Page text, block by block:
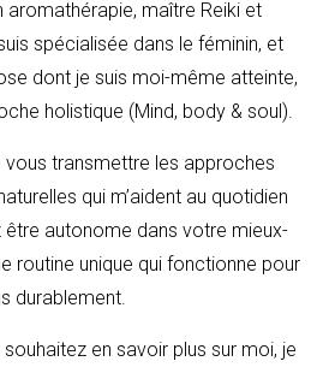
aromathérapie, maître Reiki et
spécialisée dans le féminin, et
dont je suis moi-même atteinte,
holistique (Mind, body & soul).
transmettre les approches
qui m’aident au quotidien
être autonome dans votre mieux-
routine unique qui fonctionne pour
durablement.
en savoir plus sur moi, je